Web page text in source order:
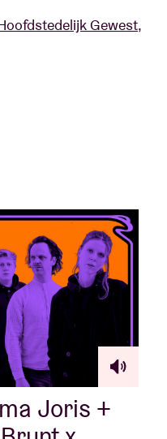
Gewest,
Joris +